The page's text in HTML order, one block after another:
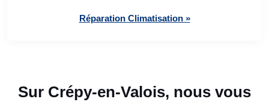
Réparation Climatisation »
Sur Crépy-en-Valois, nous vous